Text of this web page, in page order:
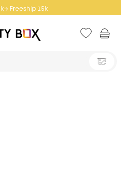
Đơn từ 359k → Freeship 25k